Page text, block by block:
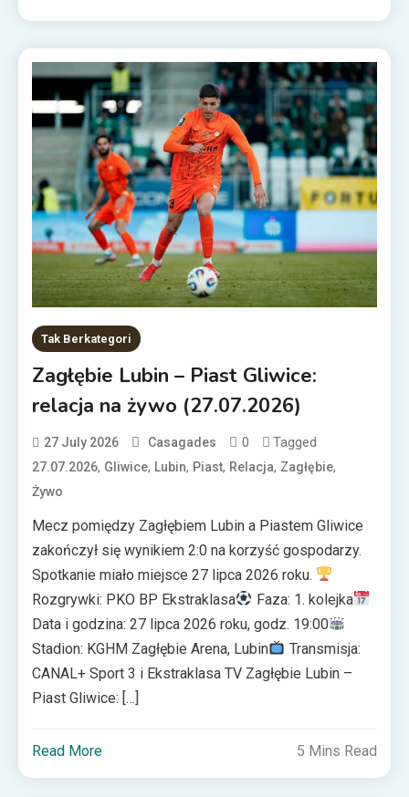
Tak Berkategori
Zagłębie Lubin – Piast Gliwice:
relacja na żywo (27.07.2026)
27 July 2026 Casagades 0 Tagged
27.07.2026, Gliwice, Lubin, Piast, Relacja, Zagłębie,
Żywo
Mecz pomiędzy Zagłębiem Lubin a Piastem Gliwice
zakończył się wynikiem 2:0 na korzyść gospodarzy.
Spotkanie miało miejsce 27 lipca 2026 roku.
Rozgrywki: PKO BP Ekstraklasa
Faza: 1. kolejka
Data i godzina: 27 lipca 2026 roku, godz. 19:00
Stadion: KGHM Zagłębie Arena, Lubin
Transmisja:
CANAL+ Sport 3 i Ekstraklasa TV Zagłębie Lubin –
Piast Gliwice: […]
Read More 5 Mins Read